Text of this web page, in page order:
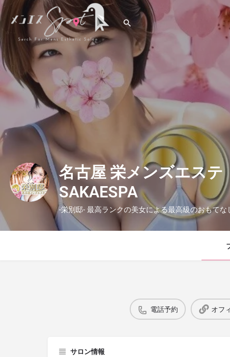
名古屋 栄メンズエス
SAKAESPA
-栄別邸- 最高ランクの美女による最高級のおもてな
電話予約 オフ
サロン情報